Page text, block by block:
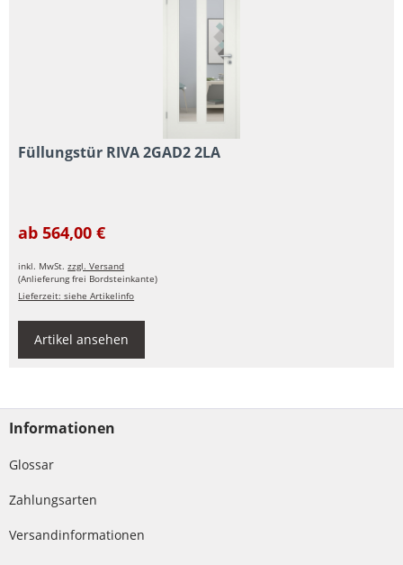
Füllungstür RIVA 2GAD2 2LA
ab 564,00 €
inkl. MwSt.zzgl. Versand
(Anlieferung frei Bordsteinkante)
Lieferzeit: siehe Artikelinfo
Artikel ansehen
Informationen
Glossar
Zahlungsarten
Versandinformationen